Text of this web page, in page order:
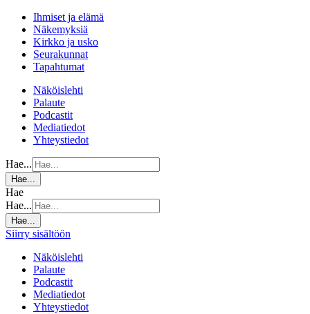
Ihmiset ja elämä
Näkemyksiä
Kirkko ja usko
Seurakunnat
Tapahtumat
Näköislehti
Palaute
Podcastit
Mediatiedot
Yhteystiedot
Hae...
Hae...
Hae
Hae...
Hae...
Siirry sisältöön
Näköislehti
Palaute
Podcastit
Mediatiedot
Yhteystiedot